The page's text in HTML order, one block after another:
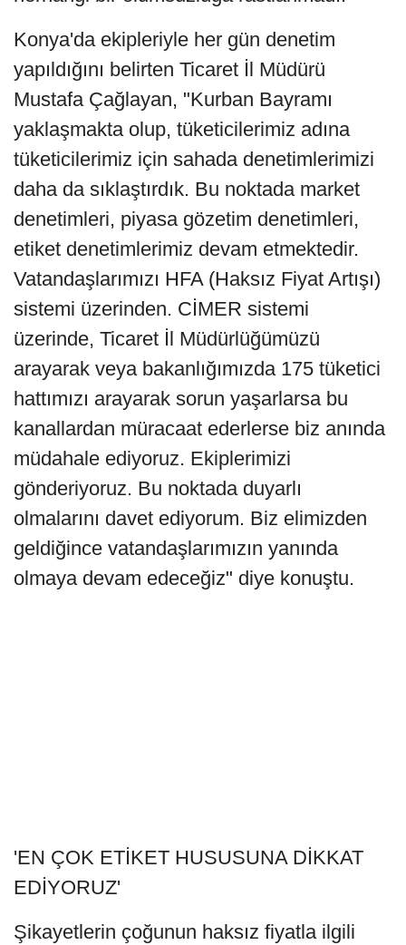
Konya'da ekipleriyle her gün denetim
yapıldığını belirten Ticaret İl Müdürü
Mustafa Çağlayan, "Kurban Bayramı
yaklaşmakta olup, tüketicilerimiz adına
tüketicilerimiz için sahada denetimlerimizi
daha da sıklaştırdık. Bu noktada market
denetimleri, piyasa gözetim denetimleri,
etiket denetimlerimiz devam etmektedir.
Vatandaşlarımızı HFA (Haksız Fiyat Artışı)
sistemi üzerinden. CİMER sistemi
üzerinde, Ticaret İl Müdürlüğümüzü
arayarak veya bakanlığımızda 175 tüketici
hattımızı arayarak sorun yaşarlarsa bu
kanallardan müracaat ederlerse biz anında
müdahale ediyoruz. Ekiplerimizi
gönderiyoruz. Bu noktada duyarlı
olmalarını davet ediyorum. Biz elimizden
geldiğince vatandaşlarımızın yanında
olmaya devam edeceğiz" diye konuştu.
'EN ÇOK ETİKET HUSUSUNA DİKKAT
EDİYORUZ'
Şikayetlerin çoğunun haksız fiyatla ilgili